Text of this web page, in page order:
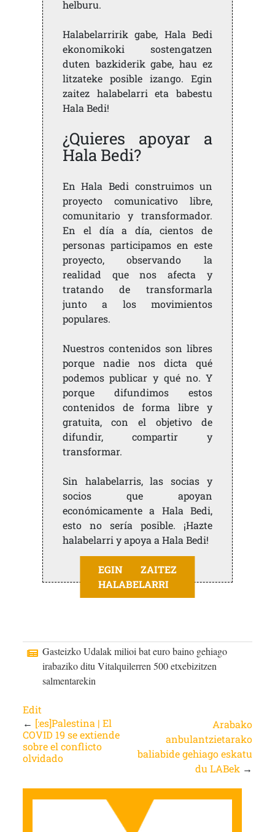
helburu.
Halabelarririk gabe, Hala Bedi
ekonomikoki sostengatzen
duten bazkiderik gabe, hau ez
litzateke posible izango. Egin
zaitez halabelarri eta babestu
Hala Bedi!
¿Quieres apoyar a
Hala Bedi?
En Hala Bedi construimos un
proyecto comunicativo libre,
comunitario y transformador.
En el día a día, cientos de
personas participamos en este
proyecto, observando la
realidad que nos afecta y
tratando de transformarla
junto a los movimientos
populares.
Nuestros contenidos son libres
porque nadie nos dicta qué
podemos publicar y qué no. Y
porque difundimos estos
contenidos de forma libre y
gratuita, con el objetivo de
difundir, compartir y
transformar.
Sin halabelarris, las socias y
socios que apoyan
económicamente a Hala Bedi,
esto no sería posible. ¡Hazte
halabelarri y apoya a Hala Bedi!
EGIN ZAITEZ
HALABELARRI
Gasteizko Udalak milioi bat euro baino gehiago
irabaziko ditu Vitalquilerren 500 etxebizitzen
salmentarekin
Edit
← [:es]Palestina | El
COVID 19 se extiende
sobre el conflicto
olvidado
Arabako
anbulantzietarako
baliabide gehiago eskatu
du LABek →